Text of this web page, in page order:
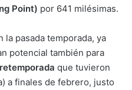
Point) por 641 milésimas.
la pasada temporada, ya
potencial también para
que tuvieron
a finales de febrero, justo